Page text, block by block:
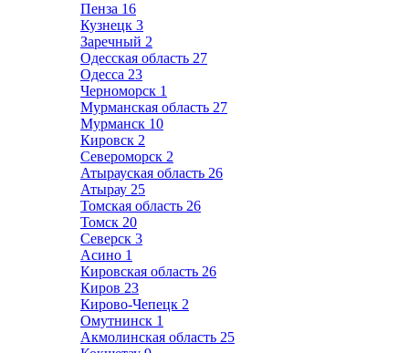
Пенза 16
Кузнецк 3
Заречный 2
Одесская область 27
Одесса 23
Черноморск 1
Мурманская область 27
Мурманск 10
Кировск 2
Североморск 2
Атырауская область 26
Атырау 25
Томская область 26
Томск 20
Северск 3
Асино 1
Кировская область 26
Киров 23
Кирово-Чепецк 2
Омутнинск 1
Акмолинская область 25